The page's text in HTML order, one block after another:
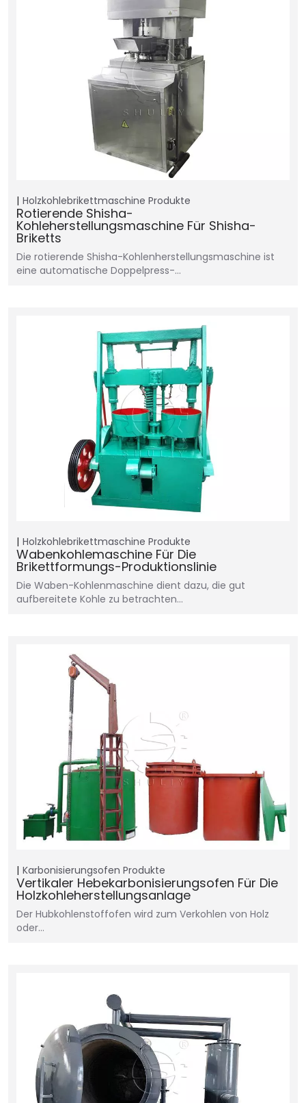
Holzkohlebrikettmaschine Produkte
Rotierende Shisha-
Kohleherstellungsmaschine Für Shisha-
Briketts
Die rotierende Shisha-Kohlenherstellungsmaschine ist
eine automatische Doppelpress-…
Holzkohlebrikettmaschine Produkte
Wabenkohlemaschine Für Die
Brikettformungs-Produktionslinie
Die Waben-Kohlenmaschine dient dazu, die gut
aufbereitete Kohle zu betrachten…
Karbonisierungsofen Produkte
Vertikaler Hebekarbonisierungsofen Für Die
Holzkohleherstellungsanlage
Der Hubkohlenstoffofen wird zum Verkohlen von Holz
oder…